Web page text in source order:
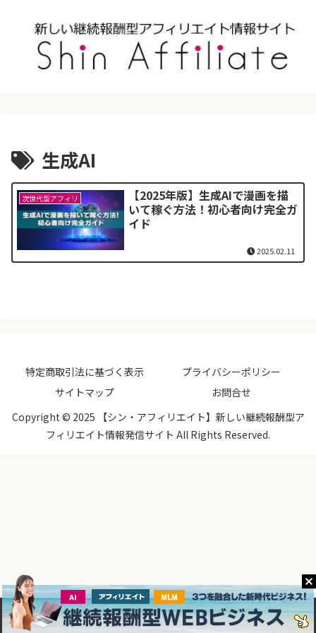
生成AI
次世代型アフィリ
【2025年版】生成AIで漫画を描
いて稼ぐ方法！初心者向け完全ガ
イド
2025.02.11
特定商取引法に基づく表示
プライバシーポリシー
サイトマップ
お問合せ
Copyright © 2025 【シン・アフィリエイト】新しい継続報酬型ア
フィリエイト情報発信サイト All Rights Reserved.
メニュー ホーム 検索 トップ サイドバー